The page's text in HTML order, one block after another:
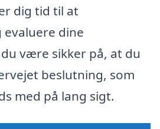
dig tid til at
evaluere dine
være sikker på, at du
beslutning, som
med på lang sigt.